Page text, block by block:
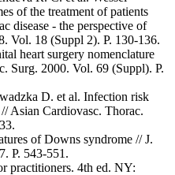
of the treatment of patients
disease - the perspective of
Vol. 18 (Suppl 2). P. 130-136.
heart surgery nomenclature
Surg. 2000. Vol. 69 (Suppl). P.
D. et al. Infection risk
Asian Cardiovasc. Thorac.
of Downs syndrome // J.
P. 543-551.
practitioners. 4th ed. NY: